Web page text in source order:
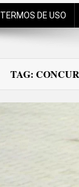
TERMOS DE USO
TAG: